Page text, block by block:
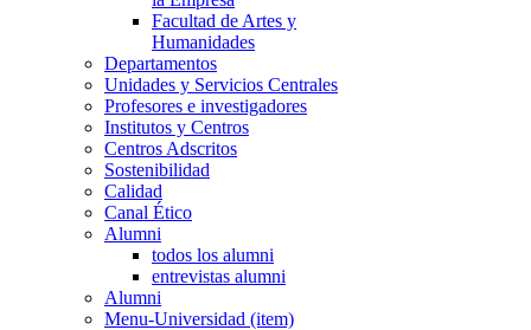
Facultad de Artes y
Humanidades
Departamentos
Unidades y Servicios Centrales
Profesores e investigadores
Institutos y Centros
Centros Adscritos
Sostenibilidad
Calidad
Canal Ético
Alumni
todos los alumni
entrevistas alumni
Alumni
Menu-Universidad (item)